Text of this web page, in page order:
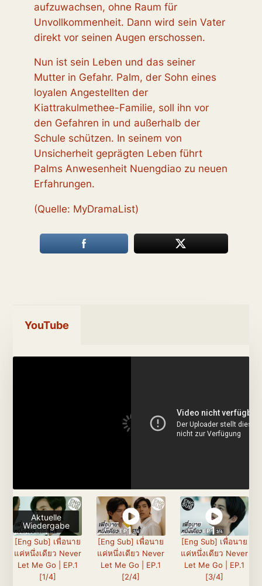
aufzuwachsen, ohne Raum für
Unvollkommenheit. Dann wird sein Vater
direkt vor seinen Augen erschossen.
Nun ist sein Leben und das seiner
Mutter in Gefahr. Palm, der Sohn eines
loyalen Angestellten der
Kiattrakulmethee-Familie, soll ihn vor
den Gefahren in und außerhalb der
Schule schützen. In seinem von
Unsicherheit geprägten Leben führt
Palms Anwesenheit Nuengdiao zu neuen
Erfahrungen.
(Quelle: MyDramaList)
YouTube
Aktuelle
Wiedergabe
[Eng Sub] เพื่อนาย
แค่หนึ่งเดียว Never
Let Me Go | EP.1
[1/4]
[Eng Sub] เพื่อนาย
แค่หนึ่งเดียว Never
Let Me Go | EP.1
[2/4]
[Eng Sub] เพื่อนาย
แค่หนึ่งเดียว Never
Let Me Go | EP.1
[3/4]